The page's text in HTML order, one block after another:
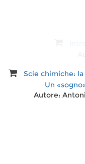
Scie chimiche:
Un
Autore: